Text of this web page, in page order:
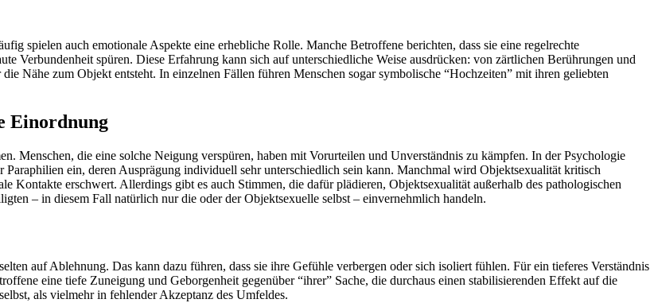
spielen auch emotionale Aspekte eine erhebliche Rolle. Manche Betroffene berichten, dass sie eine regelrechte
Verbundenheit spüren. Diese Erfahrung kann sich auf unterschiedliche Weise ausdrücken: von zärtlichen Berührungen und
Nähe zum Objekt entsteht. In einzelnen Fällen führen Menschen sogar symbolische “Hochzeiten” mit ihren geliebten
Einordnung
Menschen, die eine solche Neigung verspüren, haben mit Vorurteilen und Unverständnis zu kämpfen. In der Psychologie
ein, deren Ausprägung individuell sehr unterschiedlich sein kann. Manchmal wird Objektsexualität kritisch
Kontakte erschwert. Allerdings gibt es auch Stimmen, die dafür plädieren, Objektsexualität außerhalb des pathologischen
– in diesem Fall natürlich nur die oder der Objektsexuelle selbst – einvernehmlich handeln.
auf Ablehnung. Das kann dazu führen, dass sie ihre Gefühle verbergen oder sich isoliert fühlen. Für ein tieferes Verständnis
eine tiefe Zuneigung und Geborgenheit gegenüber “ihrer” Sache, die durchaus einen stabilisierenden Effekt auf die
als vielmehr in fehlender Akzeptanz des Umfeldes.